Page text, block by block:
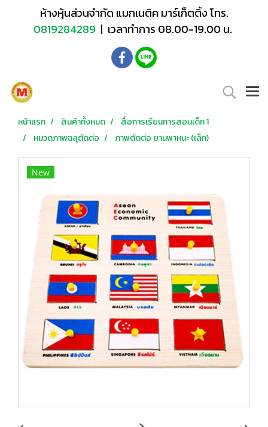
ห้างหุ้นส่วนจำกัด แมกเนติค มาร์เก็ตติ้ง โทร.
0819284289 | เวลาทำการ 08.00-19.00 น.
หน้าแรก สินค้าทั้งหมด
สื่อการเรียนการสอนเด็ก 1
หมวดภาพฉลุตัดต่อ
ภาพตัดต่อ ยานพาหนะ (เล็ก)
New